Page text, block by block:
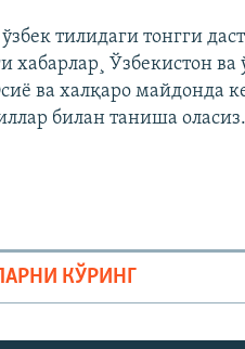
тилидаги тонгги
хабарлар¸ Ўзбекистон
ва халқаро майдонда
билан таниша оласиз.
КЎРИНГ